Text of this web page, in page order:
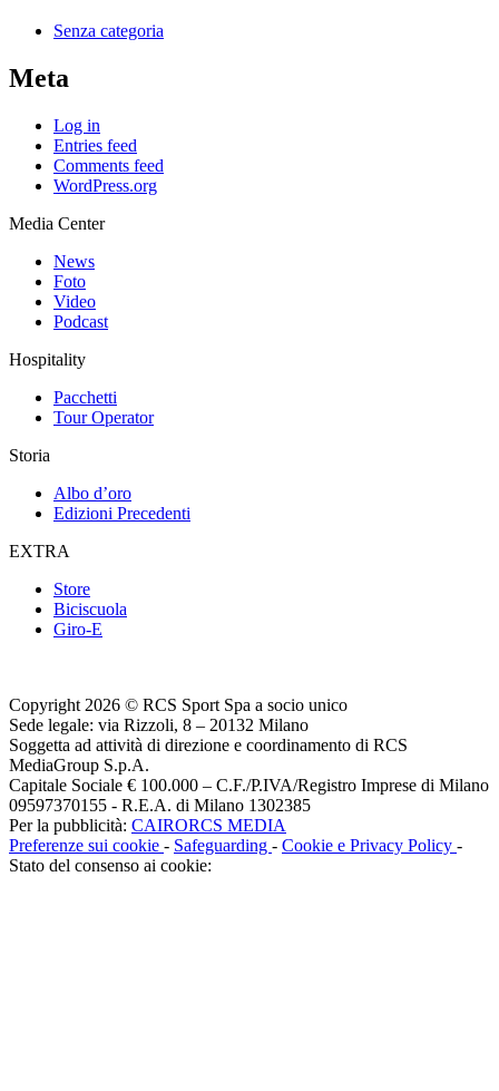
Senza categoria
Meta
Log in
Entries feed
Comments feed
WordPress.org
Media Center
News
Foto
Video
Podcast
Hospitality
Pacchetti
Tour Operator
Storia
Albo d’oro
Edizioni Precedenti
EXTRA
Store
Biciscuola
Giro-E
Copyright 2026 © RCS Sport Spa a socio unico
Sede legale: via Rizzoli, 8 – 20132 Milano
Soggetta ad attività di direzione e coordinamento di RCS
MediaGroup S.p.A.
Capitale Sociale € 100.000 – C.F./P.IVA/Registro Imprese di Milano
09597370155 - R.E.A. di Milano 1302385
Per la pubblicità: CAIRORCS MEDIA
Preferenze sui cookie - Safeguarding - Cookie e Privacy Policy -
Stato del consenso ai cookie: